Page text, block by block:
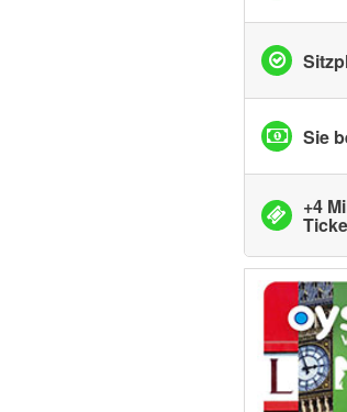
Sie
+4